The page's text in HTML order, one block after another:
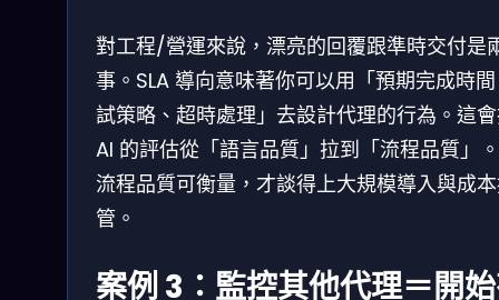
對工程/營運來說，漂亮的回覆跟準時交付是
事。SLA 導向意味著你可以用「預期完成時
試策略、超時處理」去設計代理的行為。這
AI 的評估從「語言品質」拉到「流程品質」
流程品質可衡量，才談得上大規模導入與成
管。
案例 3：監控其他代理＝開